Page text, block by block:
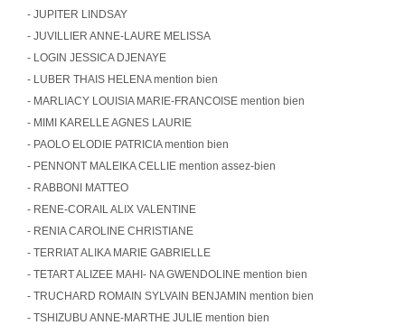
- JUPITER LINDSAY
- JUVILLIER ANNE-LAURE MELISSA
- LOGIN JESSICA DJENAYE
- LUBER THAIS HELENA mention bien
- MARLIACY LOUISIA MARIE-FRANCOISE mention bien
- MIMI KARELLE AGNES LAURIE
- PAOLO ELODIE PATRICIA mention bien
- PENNONT MALEIKA CELLIE mention assez-bien
- RABBONI MATTEO
- RENE-CORAIL ALIX VALENTINE
- RENIA CAROLINE CHRISTIANE
- TERRIAT ALIKA MARIE GABRIELLE
- TETART ALIZEE MAHI- NA GWENDOLINE mention bien
- TRUCHARD ROMAIN SYLVAIN BENJAMIN mention bien
- TSHIZUBU ANNE-MARTHE JULIE mention bien